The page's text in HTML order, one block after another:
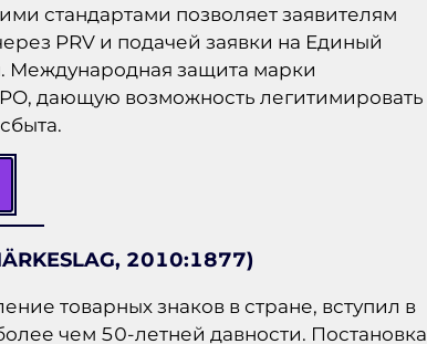
стандартами позволяет заявителям
PRV и подачей заявки на Единый
Международная защита марки
дающую возможность легитимировать
2010:1877)
товарных знаков в стране, вступил в
чем 50-летней давности. Постановка